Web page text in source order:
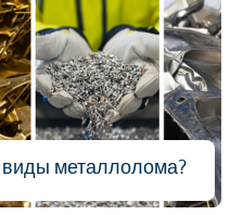
виды металлолома?